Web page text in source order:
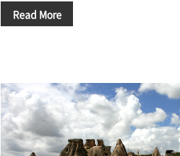
위치한 두 도시, 페루 '푸노'와 볼리비
높이 약 3600-4100m에 걸쳐 형성된
장 높은 곳에 위치한 '수도(Capital/행
(La Paz, 라파즈)'를 만날 수 있다. 남
꼽히는 '마추픽추(Machu Pucc..
Read More